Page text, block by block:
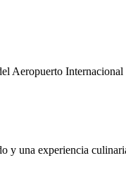
Aeropuerto
y una experiencia